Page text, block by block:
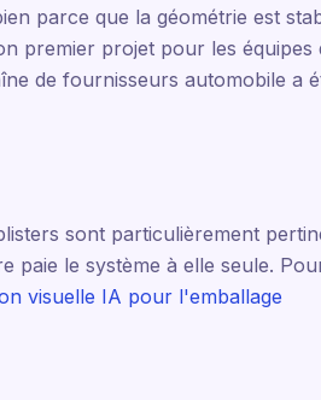
parce que la géométrie est
premier projet pour les équipes
de fournisseurs automobile a
sont particulièrement
paie le système à elle seule.
visuelle IA pour l'emballage